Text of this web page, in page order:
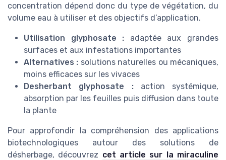
concentration dépend donc du type de végétation, du
volume eau à utiliser et des objectifs d’application.
Utilisation glyphosate : adaptée aux grandes
surfaces et aux infestations importantes
Alternatives : solutions naturelles ou mécaniques,
moins efficaces sur les vivaces
Desherbant glyphosate :action systémique,
absorption par les feuilles puis diffusion dans toute
la plante
Pour approfondir la compréhension des applications
biotechnologiques autour des solutions de
désherbage, découvrez cet article sur la miraculine